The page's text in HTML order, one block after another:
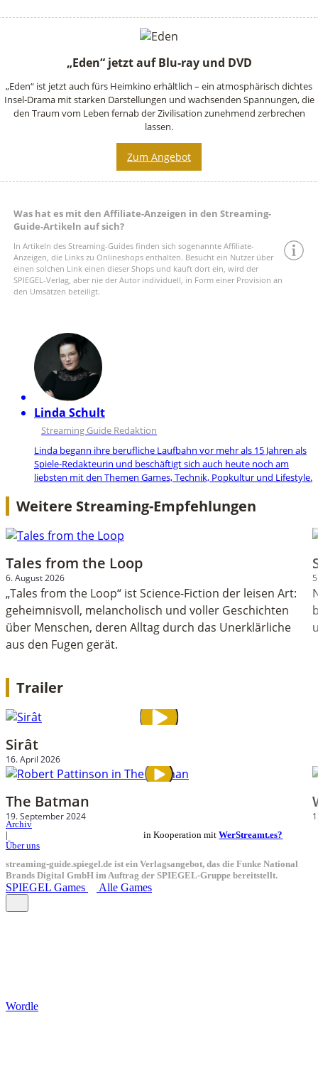
„Eden“ jetzt auf Blu‑ray und DVD
„Eden“ ist jetzt auch fürs Heimkino erhältlich – ein atmosphärisch dichtes
Insel‑Drama mit starken Darstellungen und wachsenden Spannungen, die
den Traum vom Leben fernab der Zivilisation zunehmend zerbrechen
lassen.
Zum Angebot
Was hat es mit den Affiliate-Anzeigen in den Streaming-
Guide-Artikeln auf sich?
In Artikeln des Streaming-Guides finden sich sogenannte Affiliate-
Anzeigen, die Links zu Onlineshops enthalten. Besucht ein Nutzer über
einen solchen Link einen dieser Shops und kauft dort ein, wird der
SPIEGEL-Verlag, aber nie der Autor individuell, in Form einer Provision an
den Umsätzen beteiligt.
Linda Schult
Streaming Guide Redaktion
Linda begann ihre berufliche Laufbahn vor mehr als 15 Jahren als
Spiele-Redakteurin und beschäftigt sich auch heute noch am
liebsten mit den Themen Games, Technik, Popkultur und Lifestyle.
Weitere Streaming-Empfehlungen
Tales from the Loop
6. August 2026
„Tales from the Loop“ ist Science-Fiction der leisen Art:
geheimnisvoll, melancholisch und voller Geschichten
über Menschen, deren Alltag durch das Unerklärliche
aus den Fugen gerät.
Trailer
Sirât
16. April 2026
The Batman
19. September 2024
Archiv
|
Über uns
in Kooperation mitWerStreamt.es?
streaming-guide.spiegel.de ist ein Verlagsangebot, das die Funke National
Brands Digital GmbH im Auftrag der SPIEGEL-Gruppe bereitstellt.
SPIEGEL Games Alle Games
Wordle